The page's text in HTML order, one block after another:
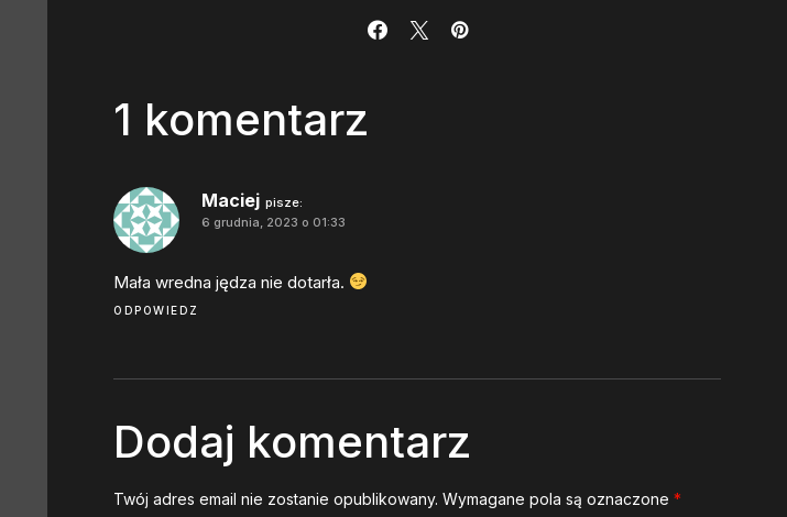
1 komentarz
Maciej pisze:
6 grudnia, 2023 o 01:33
Mała wredna jędza nie dotarła.
ODPOWIEDZ
Dodaj komentarz
Twój adres email nie zostanie opublikowany. Wymagane pola są oznaczone *